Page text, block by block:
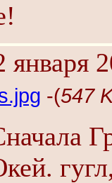
января
-(547